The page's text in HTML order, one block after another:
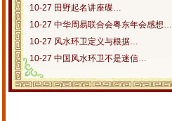
10-27 田野起名讲座碟…
10-27 中华周易联合会粤东年会感想…
10-27 风水环卫定义与根据…
10-27 中国风水环卫不是迷信…